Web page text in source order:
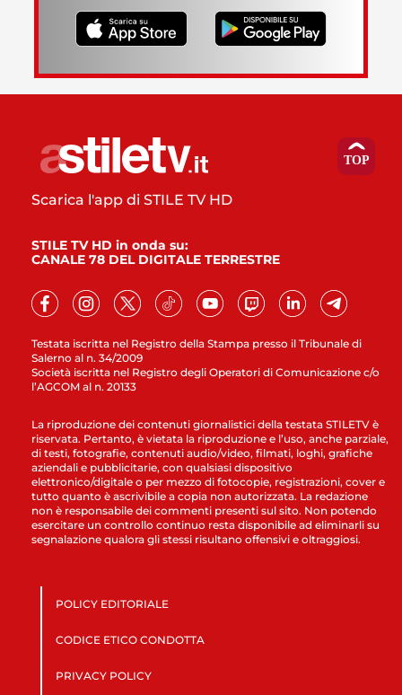
Testata iscritta nel Registro della Stampa presso il Tribunale di
Salerno al n. 34/2009
Società iscritta nel Registro degli Operatori di Comunicazione c/o
l’AGCOM al n. 20133
Scarica l'app di STILE TV HD
STILE TV HD in onda su:
CANALE 78 DEL DIGITALE TERRESTRE
La riproduzione dei contenuti giornalistici della testata STILETV è
riservata. Pertanto, è vietata la riproduzione e l’uso, anche parziale,
di testi, fotografie, contenuti audio/video, filmati, loghi, grafiche
aziendali e pubblicitarie, con qualsiasi dispositivo
elettronico/digitale o per mezzo di fotocopie, registrazioni, cover e
tutto quanto è ascrivibile a copia non autorizzata. La redazione
non è responsabile dei commenti presenti sul sito. Non potendo
esercitare un controllo continuo resta disponibile ad eliminarli su
segnalazione qualora gli stessi risultano offensivi e oltraggiosi.
POLICY EDITORIALE
CODICE ETICO CONDOTTA
PRIVACY POLICY